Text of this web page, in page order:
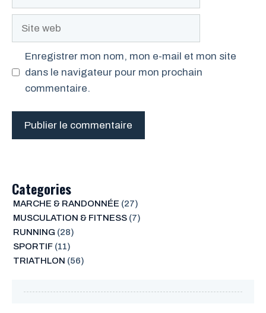
Enregistrer mon nom, mon e-mail et mon site
dans le navigateur pour mon prochain
commentaire.
Categories
MARCHE & RANDONNÉE (27)
MUSCULATION & FITNESS(7)
RUNNING (28)
SPORTIF(11)
TRIATHLON (56)